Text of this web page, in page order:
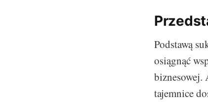
Podstawą
osiągnąć
biznesowej.
tajemnice